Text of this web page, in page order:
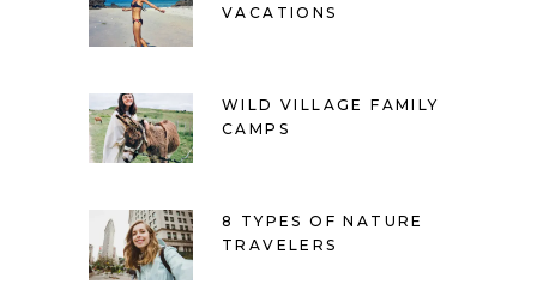
VACATIONS
WILD VILLAGE FAMILY
CAMPS
8 TYPES OF NATURE
TRAVELERS